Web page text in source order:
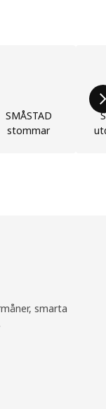
SMÅSTAD
stommar
smarta